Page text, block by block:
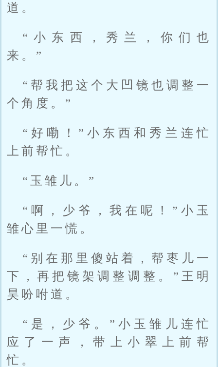
道。
“小东西，秀兰，你们也
来。”
“帮我把这个大凹镜也调整一
个角度。”
“好嘞！”小东西和秀兰连忙
上前帮忙。
“玉雏儿。”
“啊，少爷，我在呢！”小玉
雏心里一慌。
“别在那里傻站着，帮枣儿一
下，再把镜架调整调整。”王明
昊吩咐道。
“是，少爷。”小玉雏儿连忙
应了一声，带上小翠上前帮
忙。